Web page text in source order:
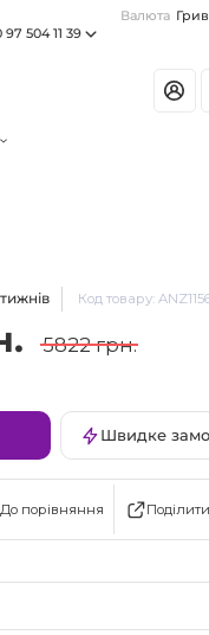
97 504 11 39
Валюта
Код товару:
5822 грн.
Швидке
До порівняння